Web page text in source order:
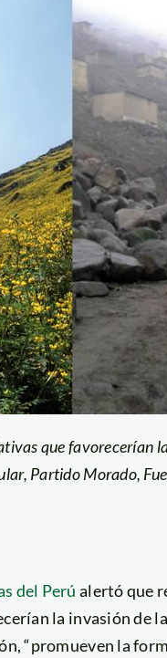
que favorecerían
Partido Morado,
del Perú alertó que
la invasión de
“promueven la